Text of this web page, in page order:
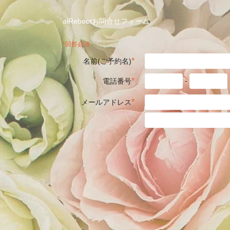
aiRebootお問合せフォーム
*回答必須
名前(ご予約名)*
電話番号* -
メールアドレス*